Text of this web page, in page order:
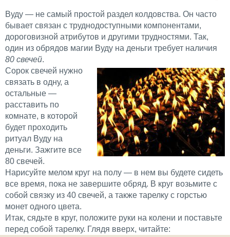
Вуду — не самый простой раздел колдовства. Он часто
бывает связан с труднодоступными компонентами,
дороговизной атрибутов и другими трудностями. Так,
один из обрядов магии Вуду на деньги требует наличия
80 свечей.
Сорок свечей нужно
связать в одну, а
остальные —
расставить по
комнате, в которой
будет проходить
ритуал Вуду на
деньги. Зажгите все
80 свечей.
Нарисуйте мелом круг на полу — в нем вы будете сидеть
все время, пока не завершите обряд. В круг возьмите с
собой связку из 40 свечей, а также тарелку с горстью
монет одного цвета.
Итак, сядьте в круг, положите руки на колени и поставьте
перед собой тарелку. Глядя вверх, читайте: